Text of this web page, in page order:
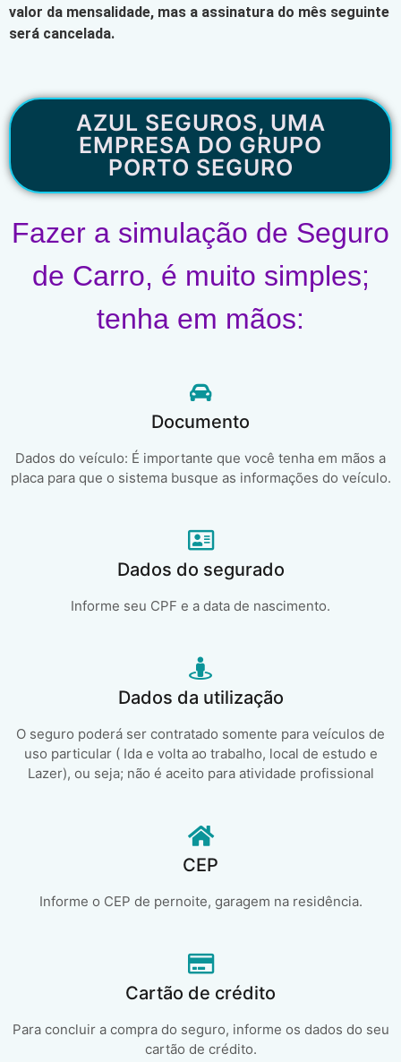
valor da mensalidade, mas a assinatura do mês seguinte
será cancelada.
AZUL SEGUROS, UMA
EMPRESA DO GRUPO
PORTO SEGURO
Fazer a simulação de Seguro
de Carro, é muito simples;
tenha em mãos:
Documento
Dados do veículo: É importante que você tenha em mãos a
placa para que o sistema busque as informações do veículo.
Dados do segurado
Informe seu CPF e a data de nascimento.
Dados da utilização
O seguro poderá ser contratado somente para veículos de
uso particular ( Ida e volta ao trabalho, local de estudo e
Lazer), ou seja; não é aceito para atividade profissional
CEP
Informe o CEP de pernoite, garagem na residência.
Cartão de crédito
Para concluir a compra do seguro, informe os dados do seu
cartão de crédito.